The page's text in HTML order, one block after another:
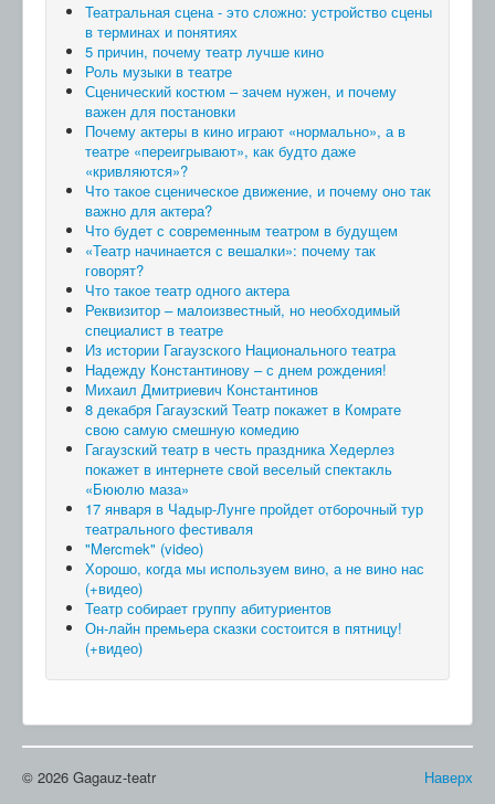
Театральная сцена - это сложно: устройство сцены
в терминах и понятиях
5 причин, почему театр лучше кино
Роль музыки в театре
Сценический костюм – зачем нужен, и почему
важен для постановки
Почему актеры в кино играют «нормально», а в
театре «переигрывают», как будто даже
«кривляются»?
Что такое сценическое движение, и почему оно так
важно для актера?
Что будет с современным театром в будущем
«Театр начинается с вешалки»: почему так
говорят?
Что такое театр одного актера
Реквизитор – малоизвестный, но необходимый
специалист в театре
Из истории Гагаузского Национального театра
Надежду Константинову – с днем рождения!
Михаил Дмитриевич Константинов
8 декабря Гагаузский Театр покажет в Комрате
свою самую смешную комедию
Гагаузский театр в честь праздника Хедерлез
покажет в интернете свой веселый спектакль
«Бююлю маза»
17 января в Чадыр-Лунге пройдет отборочный тур
театрального фестиваля
"Mercmek" (video)
Хорошо, когда мы используем вино, а не вино нас
(+видео)
Театр собирает группу абитуриентов
Он-лайн премьера сказки состоится в пятницу!
(+видео)
Наверх
© 2026 Gagauz-teatr